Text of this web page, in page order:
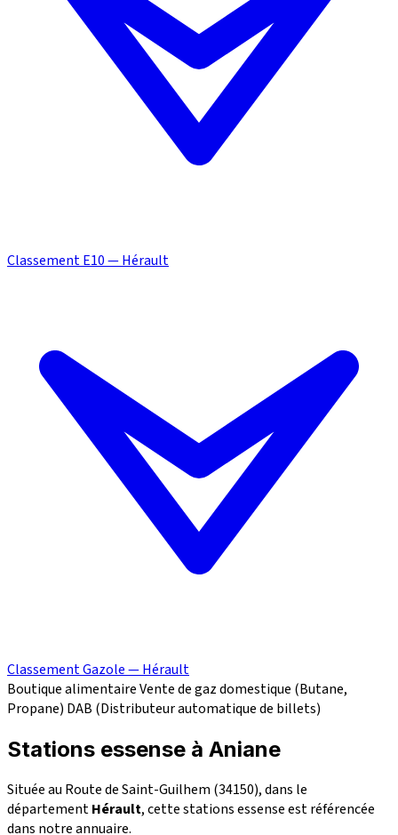
Classement E10 — Hérault
Classement Gazole — Hérault
Boutique alimentaireVente de gaz domestique (Butane,
Propane) DAB (Distributeur automatique de billets)
Stations essense à Aniane
Située au Route de Saint-Guilhem (34150), dans le
départementHérault, cette stations essense est référencée
dans notre annuaire.